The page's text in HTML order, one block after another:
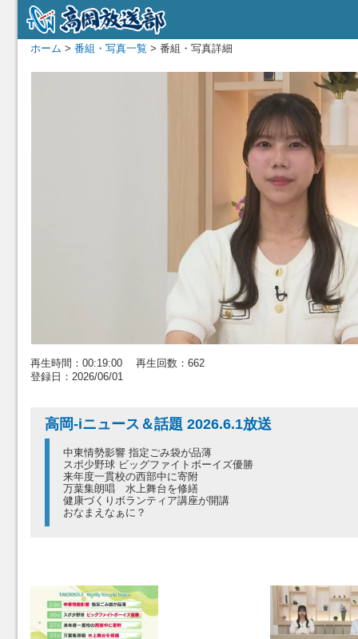
ホーム > 番組・写真一覧 > 番組・写真詳細
再生時間：00:19:00 再生回数：662
登録日：2026/06/01
高岡-iニュース＆話題 2026.6.1放送
中東情勢影響 指定ごみ袋が品薄
スポ少野球 ビッグファイトボーイズ優勝
来年度一貫校の西部中に寄附
万葉集朗唱 水上舞台を修繕
健康づくりボランティア講座が開講
おなまえなぁに？